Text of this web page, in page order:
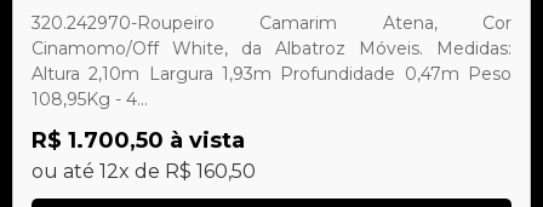
320.242970-Roupeiro Camarim Atena, Cor
Cinamomo/Off White, da Albatroz Móveis. Medidas:
Altura 2,10m Largura 1,93m Profundidade 0,47m Peso
108,95Kg - 4...
R$ 1.700,50 à vista
ou até 12x de R$ 160,50